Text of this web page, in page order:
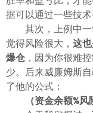
据可以通过一些技术
其次，上例中
觉得风险很大， 这
爆仓 ，因为你很难
少。后来威廉姆斯
了他的公式：
（资金余额%